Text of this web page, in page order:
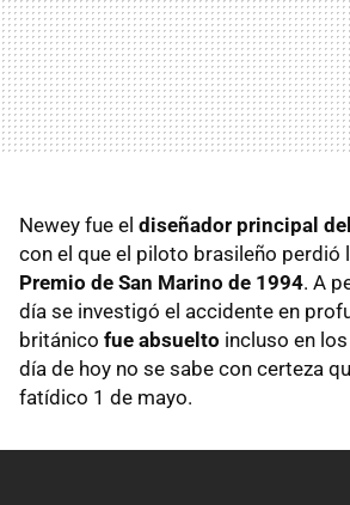
Newey fue el diseñador principal
con el que el piloto brasileño perdió
Premio de San Marino de 1994. A
día se investigó el accidente en
británico fue absuelto incluso en
día de hoy no se sabe con certeza
fatídico 1 de mayo.